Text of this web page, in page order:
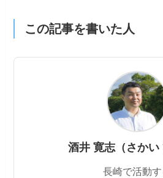
この記事を書いた人
酒井 寛志（さかい
長崎で活動す